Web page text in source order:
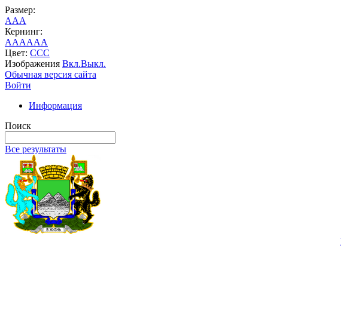
Размер:
AAA
Кернинг:
AAAAAA
Цвет: CCC
Изображения Вкл.Выкл.
Обычная версия сайта
Войти
Информация
Поиск
Все результаты